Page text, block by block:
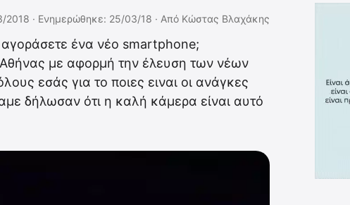
2018 · Ενημερώθηκε: 25/03/18 · Από Κώστας Βλαχάκης
αγοράσετε ένα νέο smartphone;
με αφορμή την έλευση των νέων
εσάς για το ποιες ειναι οι ανάγκες
δήλωσαν ότι η καλή κάμερα είναι αυτό